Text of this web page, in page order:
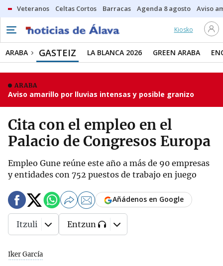
Veteranos Celtas Cortos Barracas Agenda 8 agosto Aviso
Kiosko
ARABA GASTEIZ LA BLANCA 2026 GREEN ARABA
ARABA
Aviso amarillo por lluvias intensas y posible granizo
Cita con el empleo en el
Palacio de Congresos Europa
Empleo Gune reúne este año a más de 90 empresas
y entidades con 752 puestos de trabajo en juego
Iker García
Añádenos en Google
Itzuli Entzun